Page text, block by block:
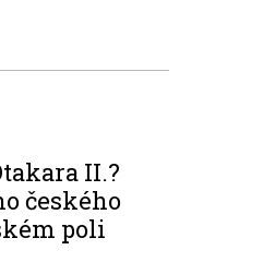
II.?
českého
poli